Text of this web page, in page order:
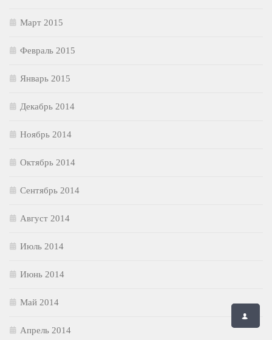
Март 2015
Февраль 2015
Январь 2015
Декабрь 2014
Ноябрь 2014
Октябрь 2014
Сентябрь 2014
Август 2014
Июль 2014
Июнь 2014
Май 2014
Апрель 2014